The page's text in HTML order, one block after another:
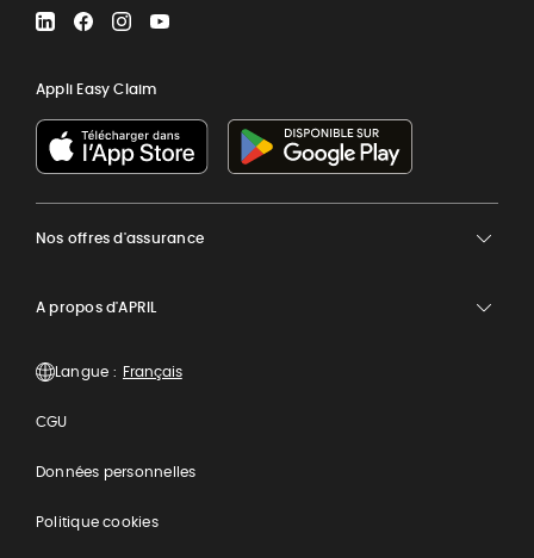
LinkedInFacebookInstagramYouTube
Appli Easy Claim
Nos offres d'assurance
A propos d'APRIL
Langue :
CGU
Données personnelles
Politique cookies